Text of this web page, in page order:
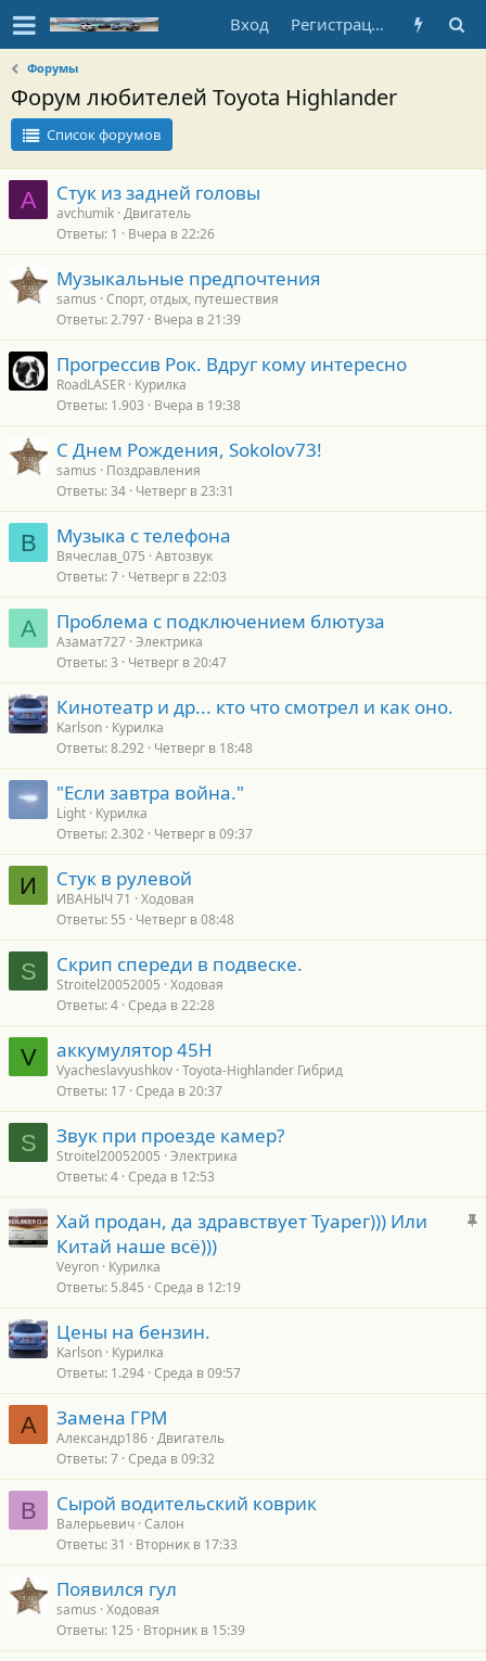
Вход Регистрация
Форумы
Форум любителей Toyota Highlander
Список форумов
A Стук из задней головы
avchumik Двигатель
Ответы 1 Вчера в 22:26
Музыкальные предпочтения
samus Спорт, отдых, путешествия
Ответы 2.797 Вчера в 21:39
Прогрессив Рок. Вдруг кому интересно
RoadLASER Курилка
Ответы 1.903 Вчера в 19:38
С Днем Рождения, Sokolov73!
samus
Поздравления
Ответы 34 Четверг в 23:31
В Музыка с телефона
Вячеслав_075 Автозвук
Ответы 7 Четверг в 22:03
А Проблема с подключением блютуза
Азамат727 Электрика
Ответы 3 Четверг в 20:47
Кинотеатр и др... кто что смотрел и как оно.
Karlson Курилка
Ответы 8.292 Четверг в 18:48
"Если завтра война."
Light Курилка
Ответы 2.302 Четверг в 09:37
И Стук в рулевой
ИВАНЫЧ 71
Ходовая
Ответы 55 Четверг в 08:48
S Скрип спереди в подвеске.
Stroitel20052005 Ходовая
Ответы 4 Среда в 22:28
V аккумулятор 45H
Vyacheslavyushkov Toyota-Highlander Гибрид
Ответы 17 Среда в 20:37
S Звук при проезде камер?
Stroitel20052005 Электрика
Ответы 4 Среда в 12:53
З
е
н
Хай продан, да здравствует Туарег))) Или
Китай наше всё)))
Veyron Курилка
Ответы 5.845 Среда в 12:19
Цены на бензин.
Karlson Курилка
Ответы 1.294 Среда в 09:57
А Замена ГРМ
Александр186 Двигатель
Ответы 7 Среда в 09:32
В Сырой водительский коврик
Валерьевич Салон
Ответы 31 Вторник в 17:33
Появился гул
samus Ходовая
Ответы 125 Вторник в 15:39